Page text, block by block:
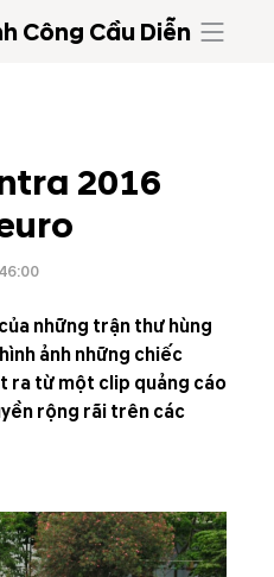
Công Cầu Diễn
2016
những trận thư hùng
ảnh những chiếc
ra từ một clip quảng cáo
rộng rãi trên các